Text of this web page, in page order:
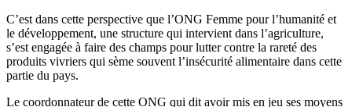
C’est dans cette perspective que l’ONG Femme pour l’humanité et
le développement, une structure qui intervient dans l’agriculture,
s’est engagée à faire des champs pour lutter contre la rareté des
produits vivriers qui sème souvent l’insécurité alimentaire dans cette
partie du pays.
Le coordonnateur de cette ONG qui dit avoir mis en jeu ses moyens